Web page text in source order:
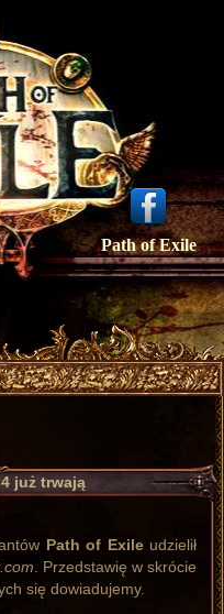
Path of Exile
już trwają
Path of Exileudzielił
. Przedstawię w skrócie
się dowiadujemy.